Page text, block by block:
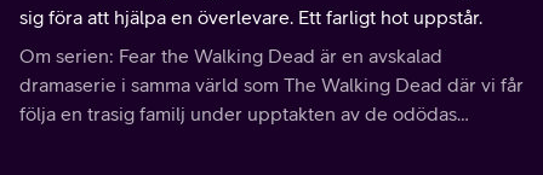
sig föra att hjälpa en överlevare. Ett farligt hot uppstår.
Om serien: Fear the Walking Dead är en avskalad
dramaserie i samma värld som The Walking Dead där vi får
följa en trasig familj under upptakten av de odödas